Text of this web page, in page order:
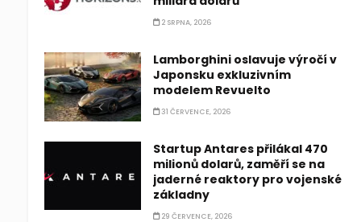
2 SRPNA, 2026
Lamborghini oslavuje výročí v
Japonsku exkluzivním
modelem Revuelto
31 ČERVENCE, 2026
Startup Antares přilákal 470
milionů dolarů, zaměří se na
jaderné reaktory pro vojenské
základny
29 ČERVENCE, 2026